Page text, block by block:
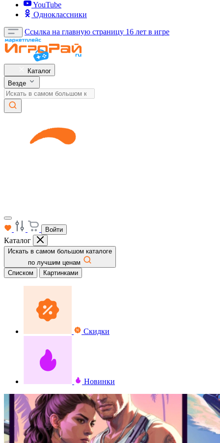
YouTube
Одноклассники
Ссылка на главную страницу 16 лет в игре
Каталог
Везде
Войти
Каталог
Искать в самом большом каталоге
по лучшим ценам
Списком
Картинками
Скидки
Новинки